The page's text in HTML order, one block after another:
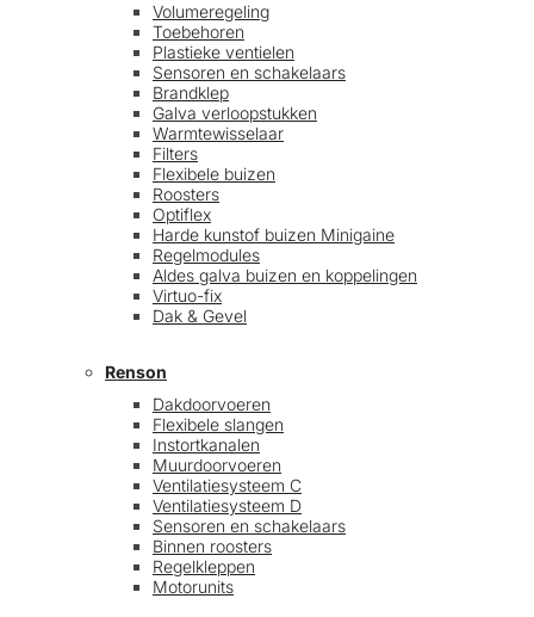
Volumeregeling
Toebehoren
Plastieke ventielen
Sensoren en schakelaars
Brandklep
Galva verloopstukken
Warmtewisselaar
Filters
Flexibele buizen
Roosters
Optiflex
Harde kunstof buizen Minigaine
Regelmodules
Aldes galva buizen en koppelingen
Virtuo-fix
Dak & Gevel
Renson
Dakdoorvoeren
Flexibele slangen
Instortkanalen
Muurdoorvoeren
Ventilatiesysteem C
Ventilatiesysteem D
Sensoren en schakelaars
Binnen roosters
Regelkleppen
Motorunits